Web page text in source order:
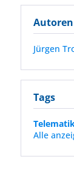
Autoren
Jürgen
Tags
Alle